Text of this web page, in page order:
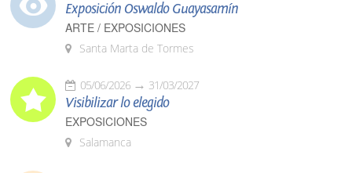
Exposición Oswaldo Guayasamín
ARTE / EXPOSICIONES
Santa Marta de Tormes
05/06/2026 31/03/2027
Visibilizar lo elegido
EXPOSICIONES
Salamanca